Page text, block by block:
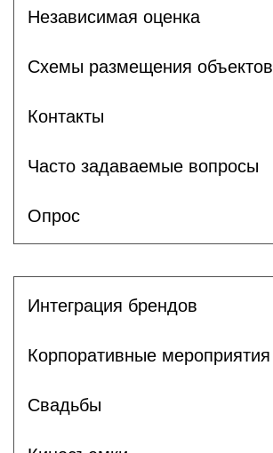
Независимая оценка
Схемы размещения объектов
Контакты
Часто задаваемые вопросы
Опрос
Интеграция брендов
Корпоративные мероприятия
Свадьбы